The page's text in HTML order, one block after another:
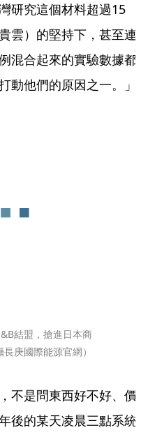
研究這個材料超過15
雲）的堅持下，甚至連
混合起來的實驗數據都
動他們的原因之一。」
結盟，搶進日本商
庚國際能源官網）
不是問東西好不好、價
後的某天凌晨三點系統